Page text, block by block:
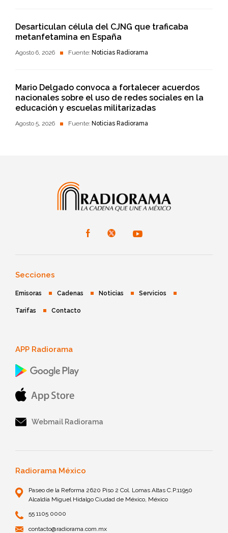
Desarticulan célula del CJNG que traficaba
metanfetamina en España
Agosto 6, 2026 Fuente: Noticias Radiorama
Mario Delgado convoca a fortalecer acuerdos
nacionales sobre el uso de redes sociales en la
educación y escuelas militarizadas
Agosto 5, 2026 Fuente: Noticias Radiorama
Secciones
Emisoras Cadenas Noticias Servicios
Tarifas Contacto
APP Radiorama
Webmail Radiorama
Radiorama México
Paseo de la Reforma 2620 Piso 2 Col. Lomas Altas C.P.11950
Alcaldía Miguel Hidalgo Ciudad de México, México
55 1105 0000
contacto@radiorama.com.mx